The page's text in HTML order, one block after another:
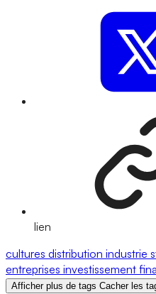
lien
cultures distribution industrie
entreprises investissement
Afficher plus de tags Cacher les